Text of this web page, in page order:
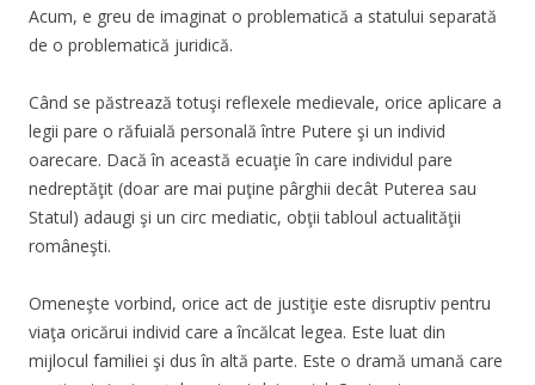
Acum, e greu de imaginat o problematică a statului separată
de o problematică juridică.
Când se păstrează totuşi reflexele medievale, orice aplicare a
legii pare o răfuială personală între Putere şi un individ
oarecare. Dacă în această ecuaţie în care individul pare
nedreptăţit (doar are mai puţine pârghii decât Puterea sau
Statul) adaugi şi un circ mediatic, obţii tabloul actualităţii
româneşti.
Omeneşte vorbind, orice act de justiţie este disruptiv pentru
viaţa oricărui individ care a încălcat legea. Este luat din
mijlocul familiei şi dus în altă parte. Este o dramă umană care